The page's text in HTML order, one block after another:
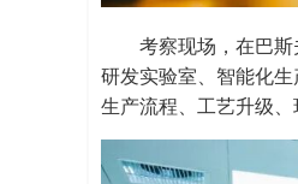
考察现场，在巴
研发实验室、智能化
生产流程、工艺升级、